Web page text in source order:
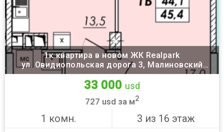
1к квартира в новом ЖК Realpark
ул. Овидиопольская дорога 3, Малиновский
район, Одесса
33 000 usd
727 usd за м2
1 комн.
3 из 16 этаж